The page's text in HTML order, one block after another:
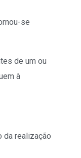
se
de um ou
à
da realização